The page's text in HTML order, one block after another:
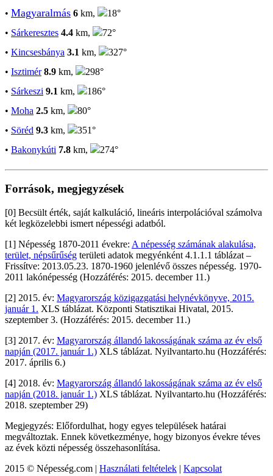
• Magyaralmás 6 km,
18°
• Sárkeresztes 4.4 km,
72°
• Kincsesbánya 3.1 km,
327°
• Isztimér 8.9 km,
298°
• Sárkeszi 9.1 km,
186°
• Moha 2.5 km,
80°
• Söréd 9.3 km,
351°
• Bakonykúti 7.8 km, 274°
Források, megjegyzések
[0] Becsült érték, saját kalkuláció, lineáris interpolációval számolva
két legközelebbi ismert népességi adatból.
[1] Népesség 1870-2011 évekre: A népesség számának alakulása,
terület, népsűrűség területi adatok megyénként 4.1.1.1 táblázat –
Frissítve: 2013.05.23. 1870-1960 jelenlévő összes népesség. 1970-
2011 lakónépesség (Hozzáférés: 2015. december 11.)
[2] 2015. év: Magyarország közigazgatási helynévkönyve, 2015.
január 1. XLS táblázat. Központi Statisztikai Hivatal, 2015.
szeptember 3. (Hozzáférés: 2015. december 11.)
[3] 2017. év: Magyarország állandó lakosságának száma az év első
napján (2017. január 1.) XLS táblázat. Nyilvantarto.hu (Hozzáférés:
2017. április 6.)
[4] 2018. év: Magyarország állandó lakosságának száma az év első
napján (2018. január 1.) XLS táblázat. Nyilvantarto.hu (Hozzáférés:
2018. szeptember 29)
Megjegyzés: Előfordulhat, hogy egyes települések határai
megváltoztak. Ennek következménye, hogy bizonyos évekre téves
az évek közti népesség összehasonlítása.
2015 © Népesség.com | Használati feltételek | Kapcsolat